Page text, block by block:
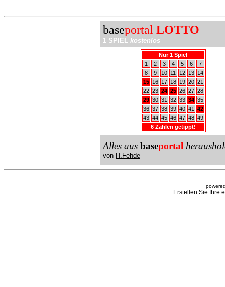
baseportal LOTTO
1 SPIEL kostenlos
Nur 1 Spiel
1
2 3 4 5 6
7
8
9 10 11 12 13
14
15
16 17 18 19 20 21
22 23 24 25 26 27 28
29 30 31 32 33 34 35
36 37 38 39 40 41
42
43 44 45 46 47 48 49
6 Zahlen getippt!
Alles aus baseportal
von H.Fehde
Erstellen Sie Ihre